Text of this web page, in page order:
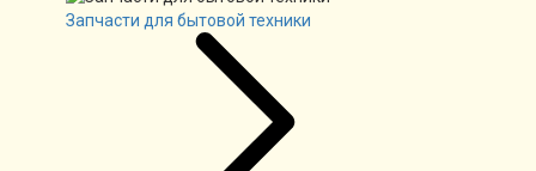
Запчасти для бытовой техники